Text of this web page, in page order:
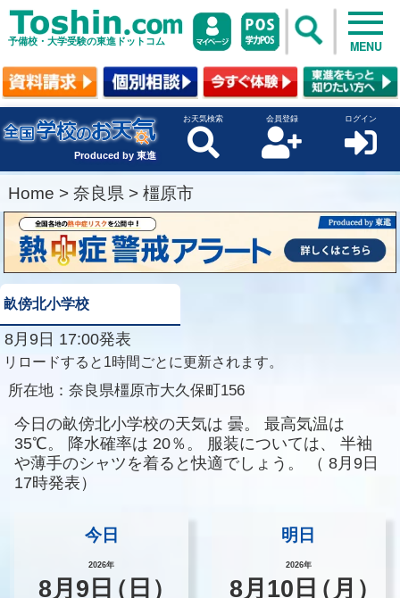
予備校・大学受験の東進ドットコム MENU
Produced by 東進
お天気検索 会員登録 ログイン
Home > 奈良県 > 橿原市
畝傍北小学校
8月9日 17:00発表
リロードすると1時間ごとに更新されます。
所在地： 奈良県橿原市大久保町156
今日の畝傍北小学校の天気は 曇。
最高気温は
35℃。
降水確率は 20％。 服装については、
半袖
や薄手のシャツを着ると快適でしょう。
（ 8月9日
17時発表）
今日
2026年
8月 9 日（日）
明日
2026年
8月 10 日（月）